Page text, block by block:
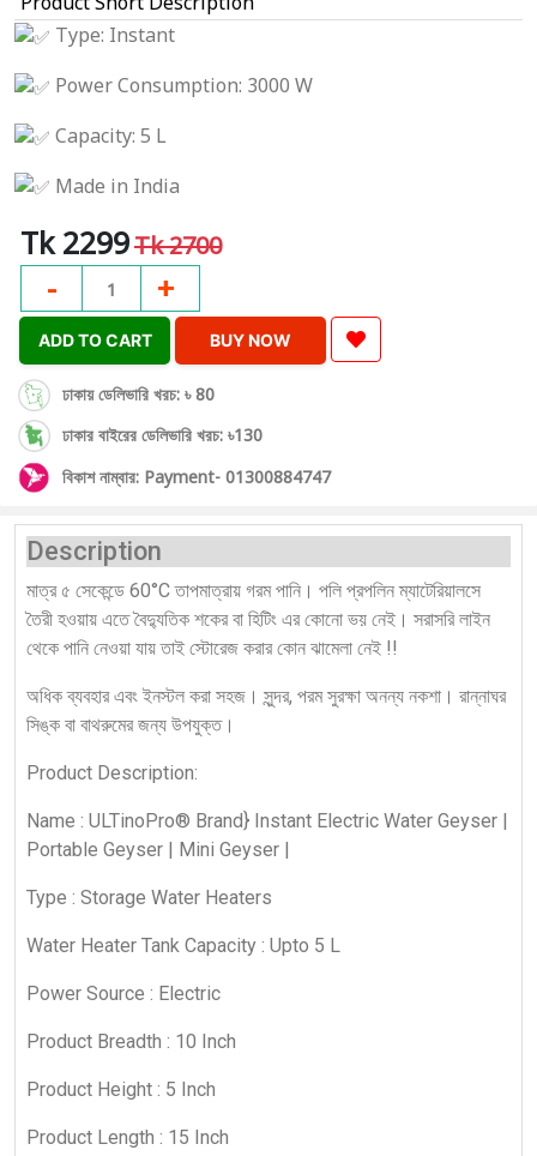
Type: Instant
Power Consumption: 3000 W
Capacity: 5 L
Made in India
Tk 2299Tk 2700
- 1 +
ADD TO CART BUY NOW
ঢাকায় ডেলিভারি খরচ: ৳ 80
ঢাকার বাইরের ডেলিভারি খরচ: ৳130
বিকাশ নাম্বার: Payment- 01300884747
Description
মাত্র ৫ সেকেন্ডে 60°C তাপমাত্রায় গরম পানি। পলি প্রপলিন ম্যাটেরিয়ালসে
তৈরী হওয়ায় এতে বৈদ্যুতিক শকের বা হিটিং এর কোনো ভয় নেই। সরাসরি লাইন
থেকে পানি নেওয়া যায় তাই স্টোরেজ করার কোন ঝামেলা নেই !!
অধিক ব্যবহার এবং ইনস্টল করা সহজ। সুন্দর, পরম সুরক্ষা অনন্য নকশা। রান্নাঘর
সিঙ্ক বা বাথরুমের জন্য উপযুক্ত।
Product Description:
Name : ULTinoPro® Brand} Instant Electric Water Geyser |
Portable Geyser | Mini Geyser |
Type : Storage Water Heaters
Water Heater Tank Capacity : Upto 5 L
Power Source : Electric
Product Breadth : 10 Inch
Product Height : 5 Inch
Product Length : 15 Inch